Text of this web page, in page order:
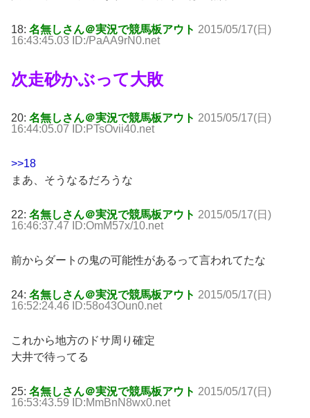
18: 名無しさん＠実況で競馬板アウト 2015/05/17(日)
16:43:45.03 ID:/PaAA9rN0.net
次走砂かぶって大敗
20: 名無しさん＠実況で競馬板アウト 2015/05/17(日)
16:44:05.07 ID:PTsOvii40.net
>>18
まあ、そうなるだろうな
22: 名無しさん＠実況で競馬板アウト 2015/05/17(日)
16:46:37.47 ID:OmM57x/10.net
前からダートの鬼の可能性があるって言われてたな
24: 名無しさん＠実況で競馬板アウト 2015/05/17(日)
16:52:24.46 ID:58o43Oun0.net
これから地方のドサ周り確定
大井で待ってる
25: 名無しさん＠実況で競馬板アウト 2015/05/17(日)
16:53:43.59 ID:MmBnN8wx0.net